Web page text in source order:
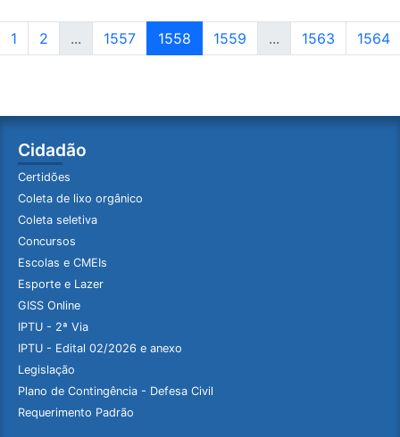
1 2 ... 1557 1558 1559 ... 1563 1564
Cidadão
Certidões
Coleta de lixo orgânico
Coleta seletiva
Concursos
Escolas e CMEIs
Esporte e Lazer
GISS Online
IPTU - 2ª Via
IPTU - Edital 02/2026 e anexo
Legislação
Plano de Contingência - Defesa Civil
Requerimento Padrão